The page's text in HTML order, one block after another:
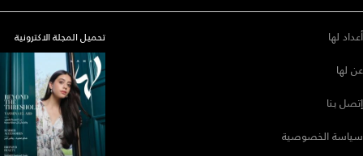
أعداد لها
عن لها
إتصل بنا
سياسة الخصوصية
تحميل المجلة الاكترونية